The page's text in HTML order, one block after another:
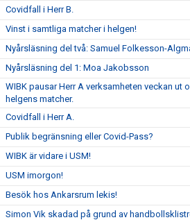
Covidfall i Herr B.
Vinst i samtliga matcher i helgen!
Nyårsläsning del två: Samuel Folkesson-
Nyårsläsning del 1: Moa Jakobsson
WIBK pausar Herr A verksamheten veckan ut
helgens matcher.
Covidfall i Herr A.
Publik begränsning eller Covid-Pass?
WIBK är vidare i USM!
USM imorgon!
Besök hos Ankarsrum lekis!
Simon Vik skadad på grund av